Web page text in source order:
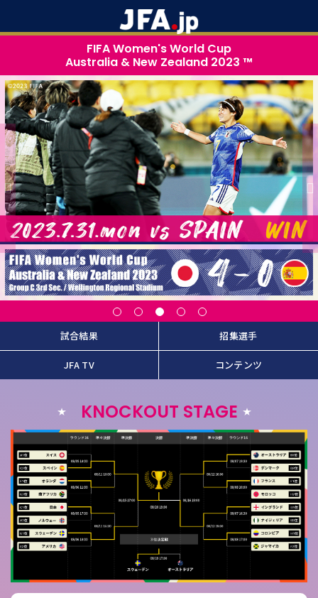
FIFA Women's World Cup
Australia & New Zealand 2023 ™
試合結果 招集選手
JFA TV コンテンツ
KNOCKOUT STAGE